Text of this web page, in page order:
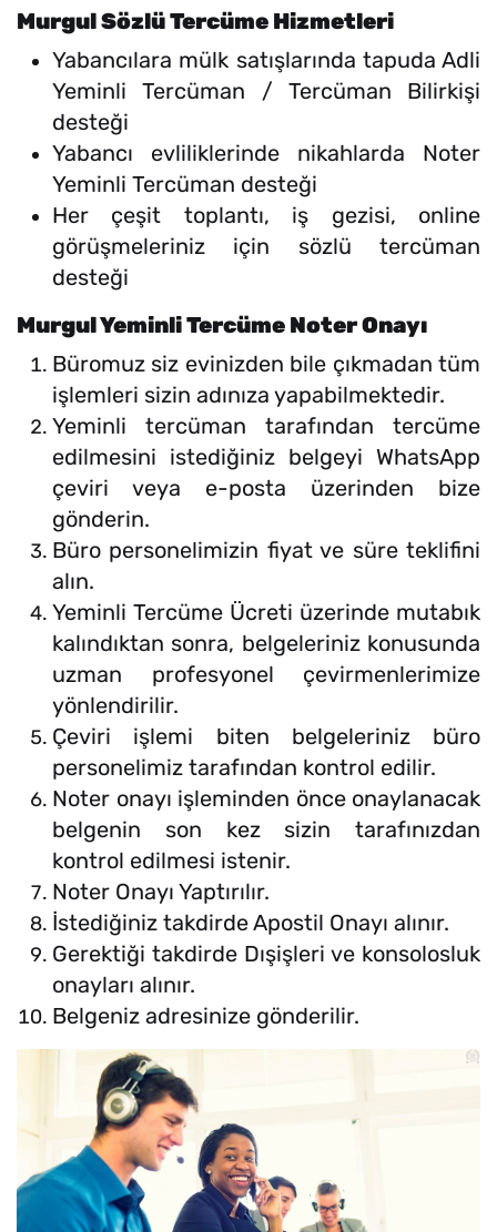
Murgul Sözlü Tercüme Hizmetleri
Yabancılara mülk satışlarında tapuda Adli
Yeminli Tercüman / Tercüman Bilirkişi
desteği
Yabancı evliliklerinde nikahlarda Noter
Yeminli Tercüman desteği
Her çeşit toplantı, iş gezisi, online
görüşmeleriniz için sözlü tercüman
desteği
Murgul Yeminli Tercüme Noter Onayı
Büromuz siz evinizden bile çıkmadan tüm
işlemleri sizin adınıza yapabilmektedir.
Yeminli tercüman tarafından tercüme
edilmesini istediğiniz belgeyi WhatsApp
çeviri veya e-posta üzerinden bize
gönderin.
Büro personelimizin fiyat ve süre teklifini
alın.
Yeminli Tercüme Ücreti üzerinde mutabık
kalındıktan sonra, belgeleriniz konusunda
uzman profesyonel çevirmenlerimize
yönlendirilir.
Çeviri işlemi biten belgeleriniz büro
personelimiz tarafından kontrol edilir.
Noter onayı işleminden önce onaylanacak
belgenin son kez sizin tarafınızdan
kontrol edilmesi istenir.
Noter Onayı Yaptırılır.
İstediğiniz takdirde Apostil Onayı alınır.
Gerektiği takdirde Dışişleri ve konsolosluk
onayları alınır.
Belgeniz adresinize gönderilir.